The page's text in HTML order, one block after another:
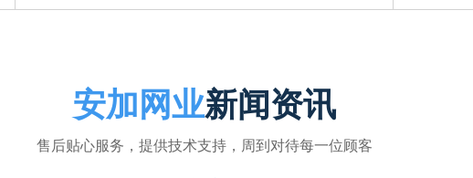
安加网业新闻资讯
售后贴心服务，提供技术支持，周到对待每一位顾客